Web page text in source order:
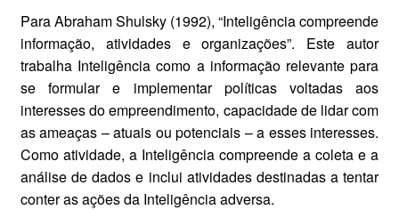
Para Abraham Shulsky (1992), “Inteligência compreende
informação, atividades e organizações”. Este autor
trabalha Inteligência como a informação relevante para
se formular e implementar políticas voltadas aos
interesses do empreendimento, capacidade de lidar com
as ameaças – atuais ou potenciais – a esses interesses.
Como atividade, a Inteligência compreende a coleta e a
análise de dados e inclui atividades destinadas a tentar
conter as ações da Inteligência adversa.